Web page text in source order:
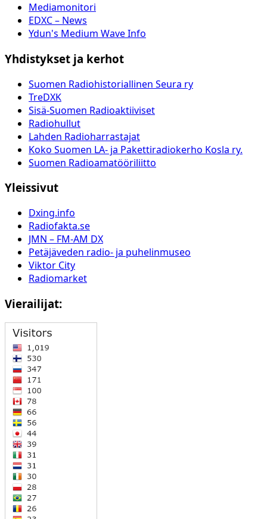
Mediamonitori
EDXC – News
Ydun's Medium Wave Info
Yhdistykset ja kerhot
Suomen Radiohistoriallinen Seura ry
TreDXK
Sisä-Suomen Radioaktiiviset
Radiohullut
Lahden Radioharrastajat
Koko Suomen LA- ja Pakettiradiokerho Kosla ry.
Suomen Radioamatööriliitto
Yleissivut
Dxing.info
Radiofakta.se
JMN – FM-AM DX
Petäjäveden radio- ja puhelinmuseo
Viktor City
Radiomarket
Vierailijat: